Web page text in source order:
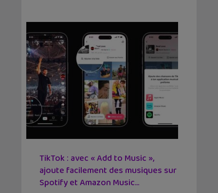
TikTok : avec « Add to Music »,
ajoute facilement des musiques sur
Spotify et Amazon Music...